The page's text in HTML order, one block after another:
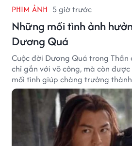
PHIM ẢNH 5 giờ trước
Những mối tình ảnh
Dương Quá
Cuộc đời Dương Quá trong Thần
chỉ gắn với võ công, mà còn
mối tình giúp chàng trưởng